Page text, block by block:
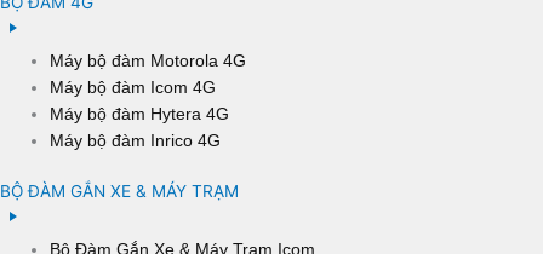
Máy bộ đàm Motorola 4G
Máy bộ đàm Icom 4G
Máy bộ đàm Hytera 4G
Máy bộ đàm Inrico 4G
BỘ ĐÀM GẮN XE & MÁY TRẠM
Bộ Đàm Gắn Xe & Máy Trạm Icom